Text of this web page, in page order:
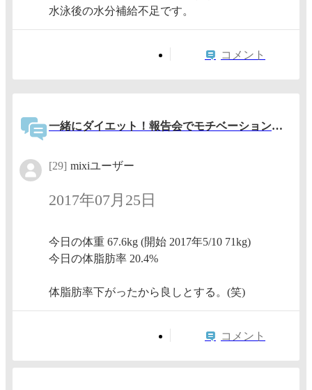
水泳後の水分補給不足です。
コメント
一緒にダイエット！報告会でモチベーションアップ！
[29] mixiユーザー
2017年07月25日
今日の体重 67.6kg (開始 2017年5/10 71kg)
今日の体脂肪率 20.4%
体脂肪率下がったから良しとする。(笑)
コメント